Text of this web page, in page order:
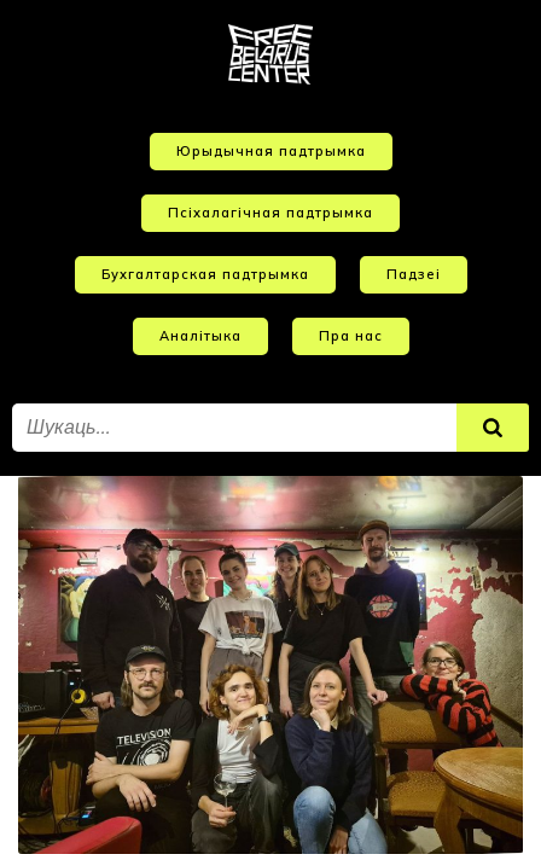
Юрыдычная падтрымка
Псіхалагічная падтрымка
Бухгалтарская падтрымка Падзеі
Аналітыка Пра нас